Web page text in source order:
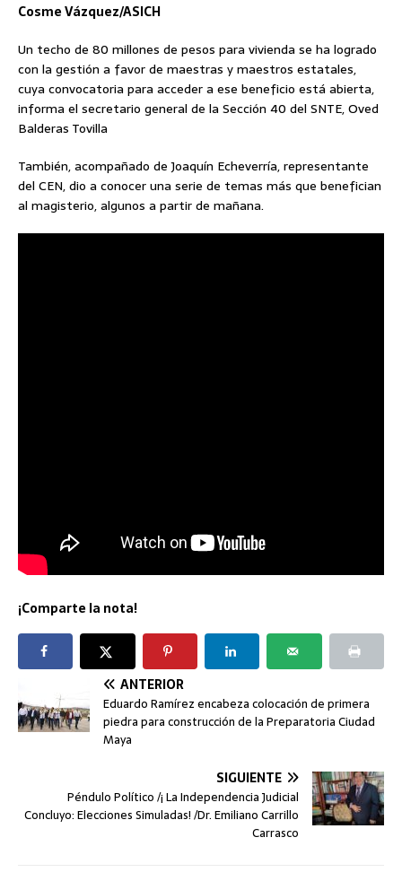
Cosme Vázquez/ASICH
Un techo de 80 millones de pesos para vivienda se ha logrado
con la gestión a favor de maestras y maestros estatales,
cuya convocatoria para acceder a ese beneficio está abierta,
informa el secretario general de la Sección 40 del SNTE, Oved
Balderas Tovilla
También, acompañado de Joaquín Echeverría, representante
del CEN, dio a conocer una serie de temas más que benefician
al magisterio, algunos a partir de mañana.
¡Comparte la nota!
ANTERIOR
Eduardo Ramírez encabeza colocación de primera
piedra para construcción de la Preparatoria Ciudad
Maya
SIGUIENTE
Péndulo Político /¡ La Independencia Judicial
Concluyo: Elecciones Simuladas! /Dr. Emiliano Carrillo
Carrasco